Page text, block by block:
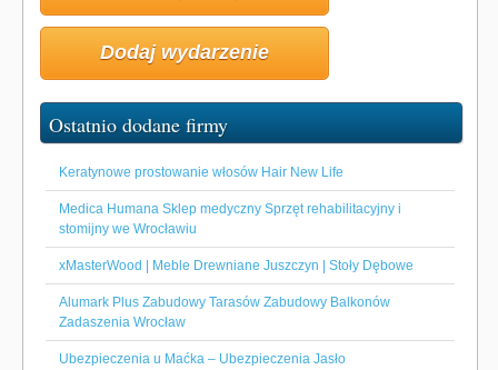
Dodaj wydarzenie
Ostatnio dodane firmy
Keratynowe prostowanie włosów Hair New Life
Medica Humana Sklep medyczny Sprzęt rehabilitacyjny i
stomijny we Wrocławiu
xMasterWood | Meble Drewniane Juszczyn | Stoły Dębowe
Alumark Plus Zabudowy Tarasów Zabudowy Balkonów
Zadaszenia Wrocław
Ubezpieczenia u Maćka – Ubezpieczenia Jasło